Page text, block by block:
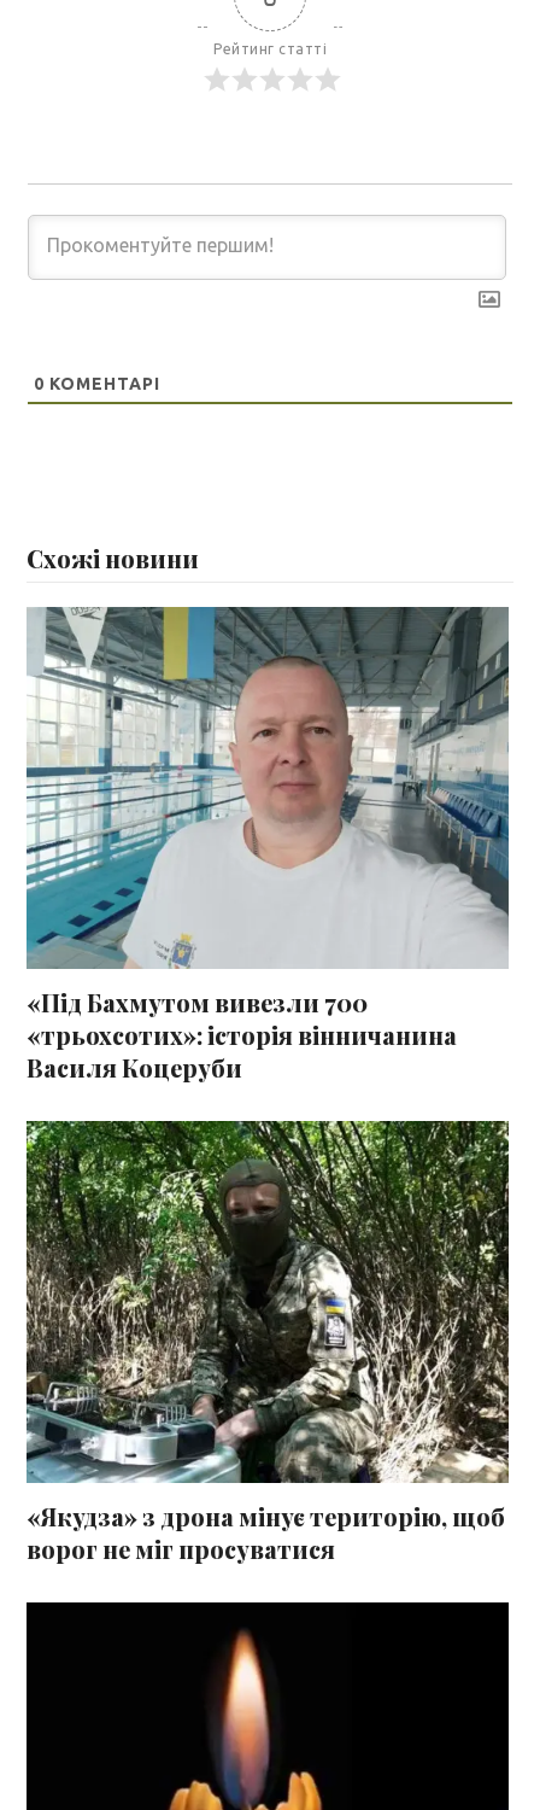
Рейтинг статті
0 КОМЕНТАРІ
Схожі новини
«Під Бахмутом вивезли 700
«трьохсотих»: історія вінничанина
Василя Коцеруби
«Якудза» з дрона мінує територію, щоб
ворог не міг просуватися